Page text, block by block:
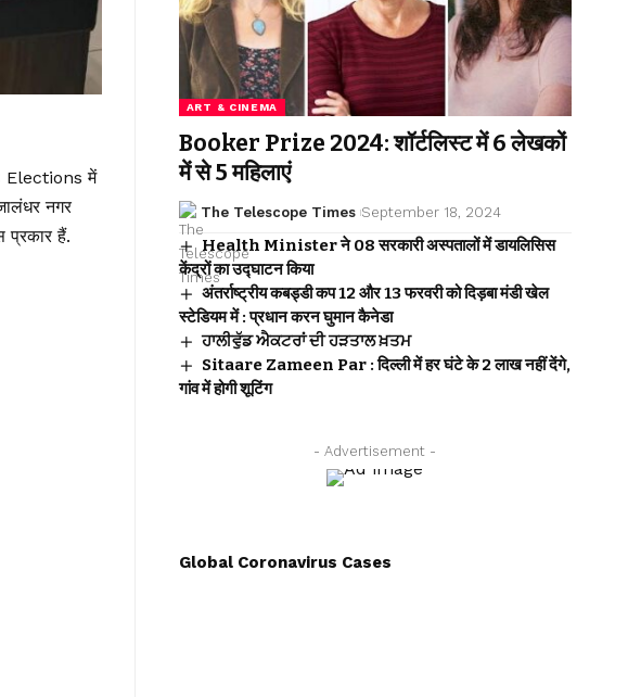
Elections में
नगर
प्रकार हैं.
ART & CINEMA
Booker Prize 2024: शॉर्टलिस्ट में 6 लेखकों
में से 5 महिलाएं
The Telescope Times September 18, 2024
Health Minister ने 08 सरकारी अस्पतालों में डायलिसिस
केंद्रों का उद्घाटन किया
अंतर्राष्ट्रीय कबड्डी कप 12 और 13 फरवरी को दिड़बा मंडी खेल
स्टेडियम में : प्रधान करन घुमान कैनेडा
ਹਾਲੀਵੁੱਡ ਐਕਟਰਾਂ ਦੀ ਹੜਤਾਲ ਖ਼ਤਮ
Sitaare Zameen Par : दिल्ली में हर घंटे के 2 लाख नहीं देंगे,
गांव में होगी शूटिंग
- Advertisement -
Global Coronavirus Cases